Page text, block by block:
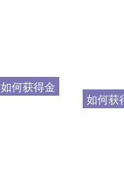
如何获得金
如何获